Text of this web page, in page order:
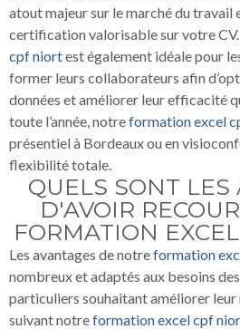
atout majeur sur le marché du travail
certification valorisable sur votre
cpf niortest également idéale pour
former leurs collaborateurs afin
données et améliorer leur efficacité
toute l’année, notreformation excel
présentiel à Bordeaux ou en
flexibilité totale.
QUELS SONT LES
D'AVOIR
FORMATION
Les avantages de notreformation
nombreux et adaptés aux besoins
particuliers souhaitant améliorer leur
suivant notreformation excel cpf